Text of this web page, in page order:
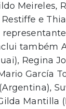
Meireles,
e
também
Regina
García
Mantilla